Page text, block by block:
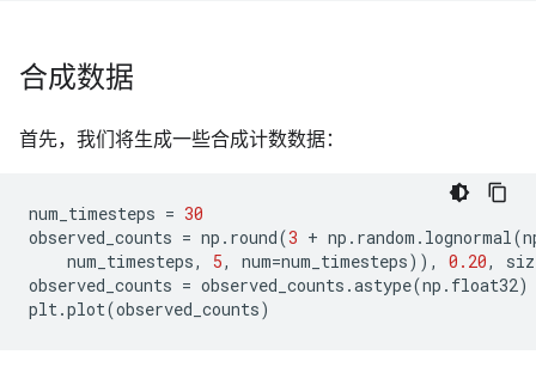
合成数据
首先，我们将生成一些合成计数数据：
num_timesteps = 30
observed_counts = np . round(3 + np . random . lognormal(
num_timesteps, 5, num=num_timesteps)), 0.20,
observed_counts = observed_counts .astype(np . float32)
plt.plot(observed_counts)